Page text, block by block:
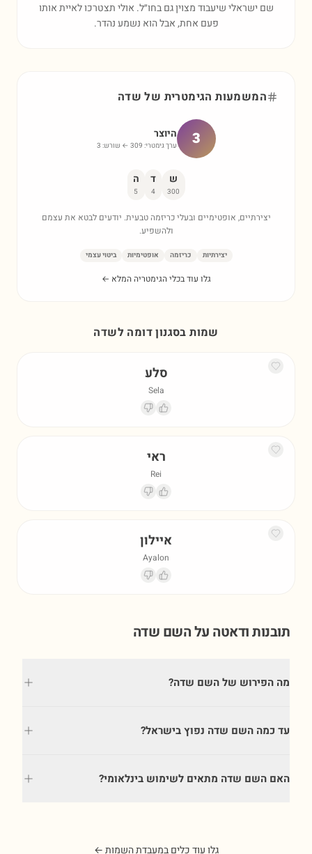
שם ישראלי שיעבוד מצוין גם בחו״ל. אולי תצטרכו לאיית אותו
פעם אחת, אבל הוא נשמע נהדר.
המשמעות הגימטרית של שדה
3 היוצר
ערך גימטרי: 309 ← שורש: 3
ש
300
ד
4
ה
5
יצירתיים, אופטימיים ובעלי כריזמה טבעית. יודעים לבטא את עצמם
ולהשפיע.
יצירתיות כריזמה אופטימיות ביטוי עצמי
גלו עוד בכלי הגימטריה המלא ←
שמות בסגנון דומה לשדה
סלע
Sela
ראי
Rei
איילון
Ayalon
תובנות ודאטה על השם שדה
מה הפירוש של השם שדה?
עד כמה השם שדה נפוץ בישראל?
האם השם שדה מתאים לשימוש בינלאומי?
גלו עוד כלים במעבדת השמות ←